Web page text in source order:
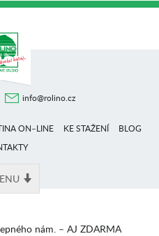
info@rolino.cz
ON–LINE KE STAŽENÍ
BLOG
nám. – AJ ZDARMA